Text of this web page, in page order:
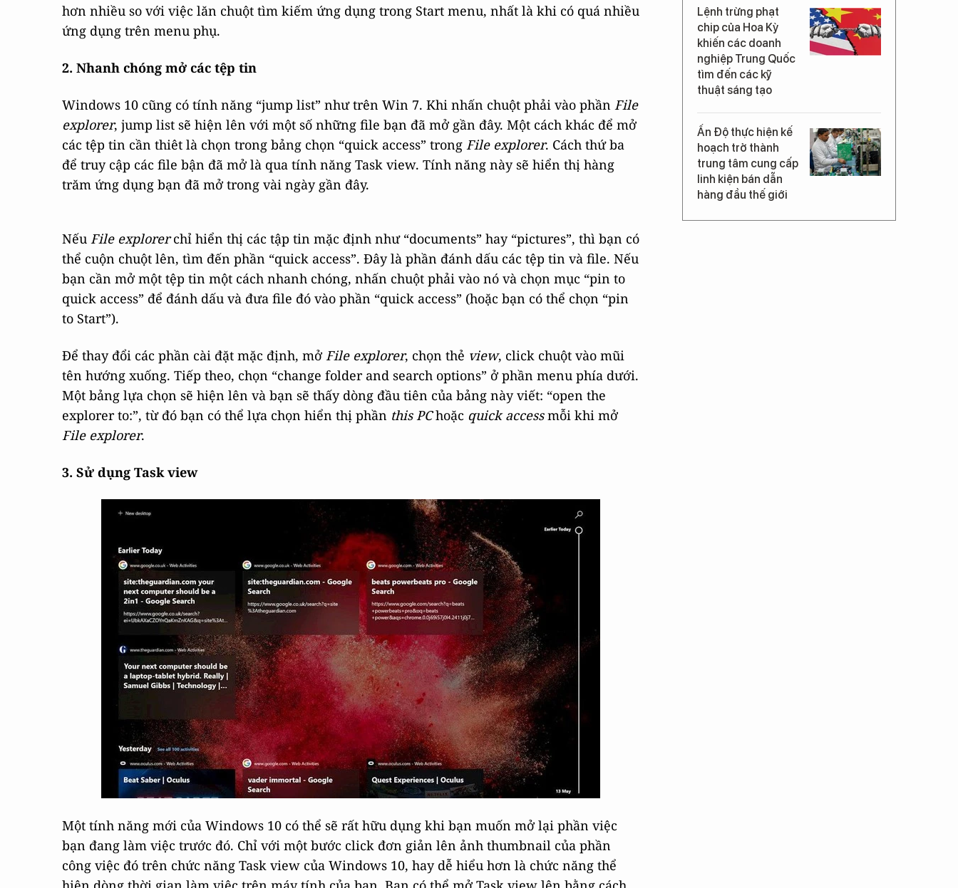
hơn nhiều so với việc lăn chuột tìm kiếm ứng dụng trong Start menu, nhất là khi có quá nhiều
ứng dụng trên menu phụ.
2. Nhanh chóng mở các tệp tin
Windows 10 cũng có tính năng “jump list” như trên Win 7. Khi nhấn chuột phải vào phần File
explorer, jump list sẽ hiện lên với một số những file bạn đã mở gần đây. Một cách khác để mở
các tệp tin cần thiêt là chọn trong bảng chọn “quick access” trong File explorer. Cách thứ ba
để truy cập các file bận đã mở là qua tính năng Task view. Tính năng này sẽ hiển thị hàng
trăm ứng dụng bạn đã mở trong vài ngày gần đây.
Nếu File explorerchỉ hiển thị các tập tin mặc định như “documents” hay “pictures”, thì bạn có
thể cuộn chuột lên, tìm đến phần “quick access”. Đây là phần đánh dấu các tệp tin và file. Nếu
bạn cần mở một tệp tin một cách nhanh chóng, nhấn chuột phải vào nó và chọn mục “pin to
quick access” để đánh dấu và đưa file đó vào phần “quick access” (hoặc bạn có thể chọn “pin
to Start”).
Để thay đổi các phần cài đặt mặc định, mở File explorer, chọn thẻ view, click chuột vào mũi
tên hướng xuống. Tiếp theo, chọn “change folder and search options” ở phần menu phía dưới.
Một bảng lựa chọn sẽ hiện lên và bạn sẽ thấy dòng đầu tiên của bảng này viết: “open the
explorer to:”, từ đó bạn có thể lựa chọn hiển thị phần this PChoặc quick accessmỗi khi mở
File explorer.
3. Sử dụng Task view
Một tính năng mới của Windows 10 có thể sẽ rất hữu dụng khi bạn muốn mở lại phần việc
bạn đang làm việc trước đó. Chỉ với một bước click đơn giản lên ảnh thumbnail của phần
công việc đó trên chức năng Task view của Windows 10, hay dễ hiểu hơn là chức năng thể
Lệnh trừng phạt
chip của Hoa Kỳ
khiến các doanh
nghiệp Trung Quốc
tìm đến các kỹ
thuật sáng tạo
Ấn Độ thực hiện kế
hoạch trở thành
trung tâm cung cấp
linh kiện bán dẫn
hàng đầu thế giới